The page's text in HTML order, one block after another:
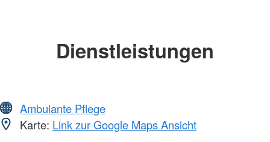
Dienstleistungen
Ambulante Pflege
Karte: Link zur Google Maps Ansicht